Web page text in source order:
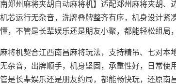
南郑州麻将夹胡自动麻将机】适配郑州麻将夹胡
芯运行无杂音，洗牌叠牌整齐有序，机身设计紧
，不管是长辈娱乐还是朋友小聚，都能轻松组局
将机契合江西南昌麻将玩法，支持精吊、七对本
杂音，出牌顺手，机身坚固，承重性好，日常使
是长辈娱乐还是朋友约局，都能畅快玩，还原南